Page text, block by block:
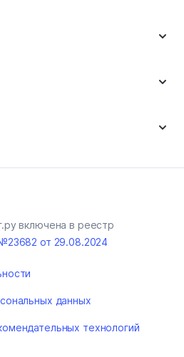
включена в реестр
от 29.08.2024
данных
технологий